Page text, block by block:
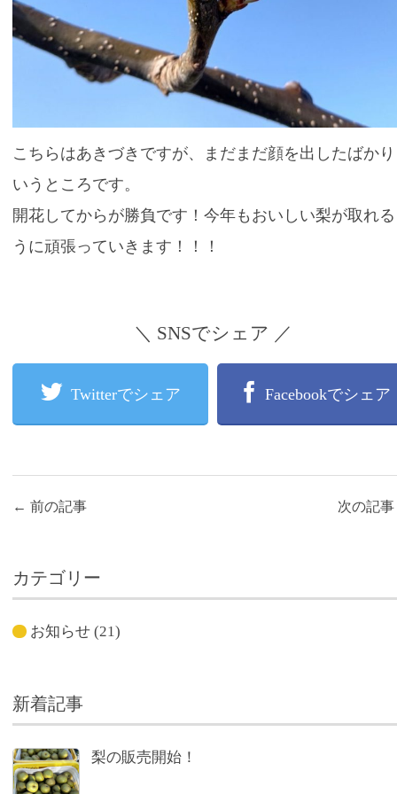
こちらはあきづきですが、まだまだ顔を出したばか
いうところです。
開花してからが勝負です！今年もおいしい梨が取れ
うに頑張っていきます！！！
＼ SNSでシェア ／
Twitterでシェア Facebookでシェア
← 前の記事 次の記事
カテゴリー
お知らせ (21)
新着記事
梨の販売開始！